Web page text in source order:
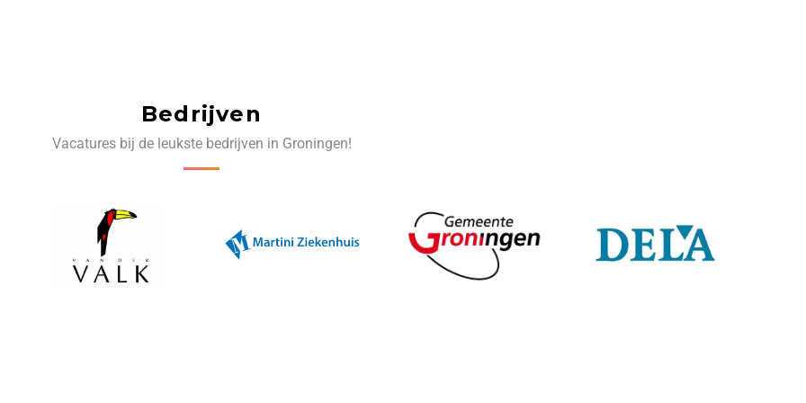
Bedrijven
Vacatures bij de leukste bedrijven in Groningen!